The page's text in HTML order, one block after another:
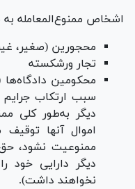
اشخاص ممنوع‌المعامله
محجورین (صغیر،
تجار ورشکسته
محکومین دادگاه‌ها
سبب ارتکاب
دیگر به‌طور کلی
اموال آنها
ممنوعیت نشود، حق
دیگر دارایی خود
نخواهند داشت).